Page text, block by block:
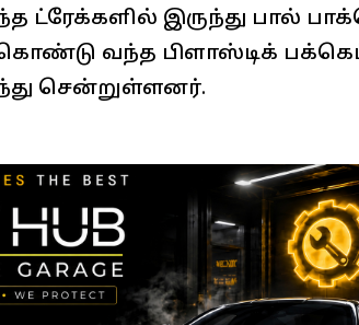
ட்ரேக்களில் இருந்து பால்
வந்த பிளாஸ்டிக்
சென்றுள்ளனர்.